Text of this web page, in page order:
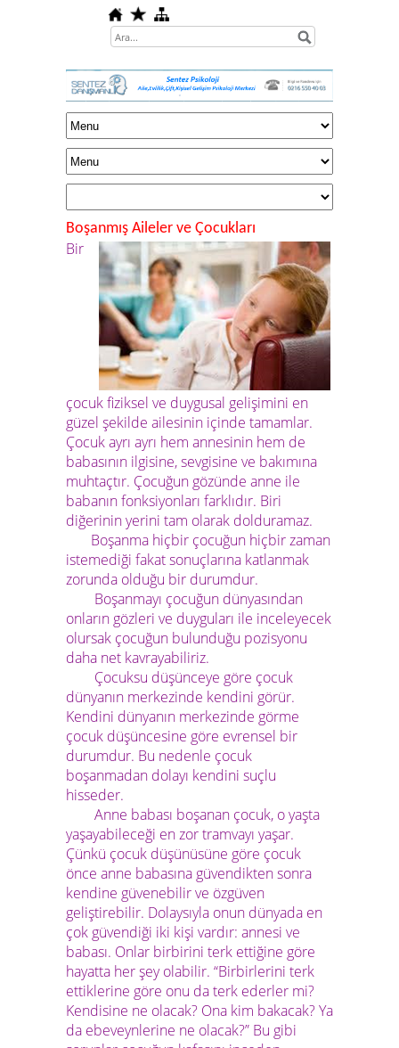
Boşanmış Aileler ve Çocukları
Bir
çocuk fiziksel ve duygusal gelişimini en
güzel şekilde ailesinin içinde tamamlar.
Çocuk ayrı ayrı hem annesinin hem de
babasının ilgisine, sevgisine ve bakımına
muhtaçtır. Çocuğun gözünde anne ile
babanın fonksiyonları farklıdır. Biri
diğerinin yerini tam olarak dolduramaz.
Boşanma hiçbir çocuğun hiçbir zaman
istemediği fakat sonuçlarına katlanmak
zorunda olduğu bir durumdur.
Boşanmayı çocuğun dünyasından
onların gözleri ve duyguları ile inceleyecek
olursak çocuğun bulunduğu pozisyonu
daha net kavrayabiliriz.
Çocuksu düşünceye göre çocuk
dünyanın merkezinde kendini görür.
Kendini dünyanın merkezinde görme
çocuk düşüncesine göre evrensel bir
durumdur. Bu nedenle çocuk
boşanmadan dolayı kendini suçlu
hisseder.
Anne babası boşanan çocuk, o yaşta
yaşayabileceği en zor tramvayı yaşar.
Çünkü çocuk düşünüsüne göre çocuk
önce anne babasına güvendikten sonra
kendine güvenebilir ve özgüven
geliştirebilir. Dolaysıyla onun dünyada en
çok güvendiği iki kişi vardır: annesi ve
babası. Onlar birbirini terk ettiğine göre
hayatta her şey olabilir. “Birbirlerini terk
ettiklerine göre onu da terk ederler mi?
Kendisine ne olacak? Ona kim bakacak? Ya
da ebeveynlerine ne olacak?” Bu gibi